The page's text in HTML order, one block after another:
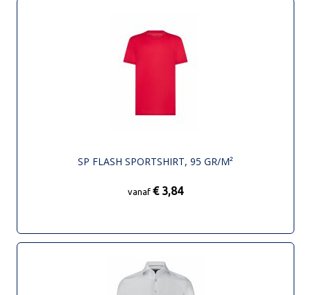
SP FLASH SPORTSHIRT, 95 GR/M²
vanaf € 3,84